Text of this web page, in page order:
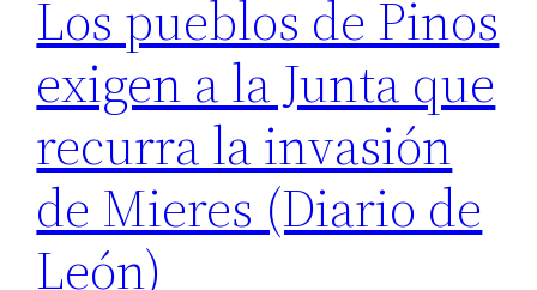
Los pueblos de Pinos
exigen a la Junta que
recurra la invasión
de Mieres (Diario de
León)